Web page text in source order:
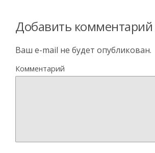
Добавить комментарий
Ваш e-mail не будет опубликован.
Комментарий